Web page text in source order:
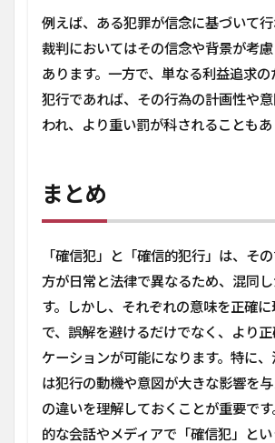
例えば、ある犯罪が信念に基づいて行
裁判においてはその信念や背景が考
あります。一方で、単なる利益追求
犯行であれば、その行為の計画性や
われ、より重い罰が科されることもあ
まとめ
「確信犯」と「確信的犯行」は、そ
方が日常と法律で異なるため、混同
す。しかし、それぞれの意味を正確
で、誤解を避けるだけでなく、より
ケーションが可能になります。特に
は犯行の動機や意図が大きな影響を
の違いを理解しておくことが重要で
的な会話やメディアで「確信犯」と